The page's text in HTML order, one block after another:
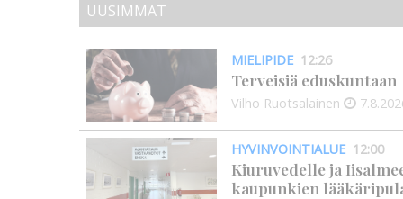
UUSIMMAT
MIELIPIDE 12:26
Terveisiä eduskuntaan
Vilho Ruotsalainen
HYVINVOINTIALUE 12:00
Kiuruvedelle ja
kaupunkien